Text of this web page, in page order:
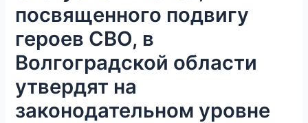
посвященного подвигу
героев СВО, в
Волгоградской области
утвердят на
законодательном уровне